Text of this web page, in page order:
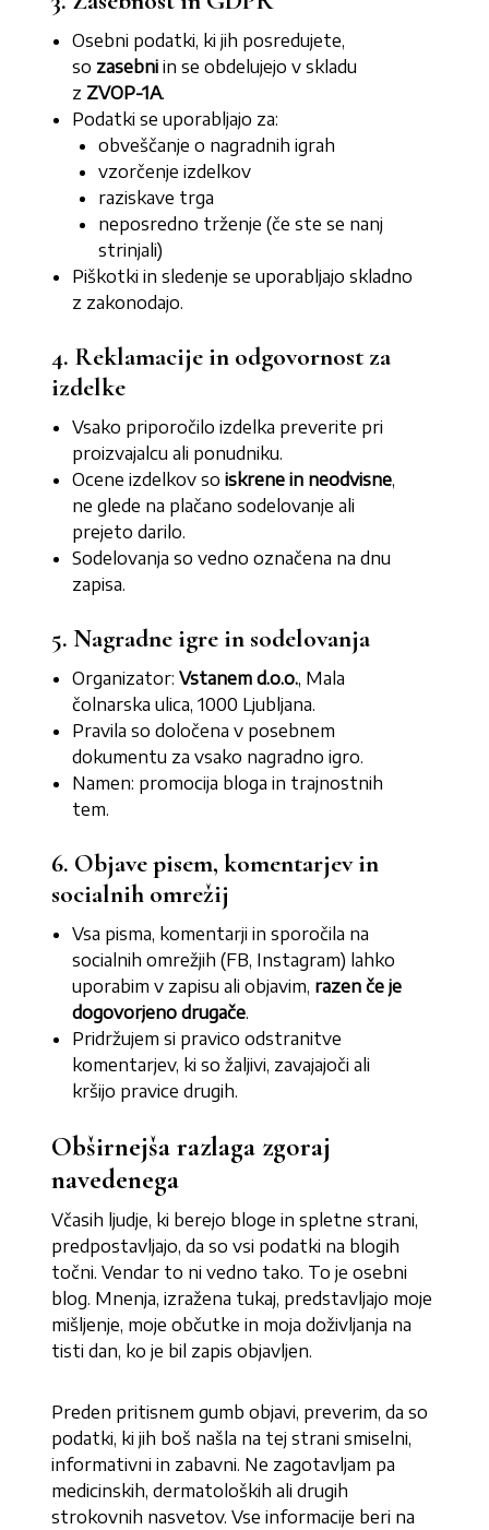
Osebni podatki, ki jih posredujete,
so zasebni in se obdelujejo v skladu
z ZVOP-1A.
Podatki se uporabljajo za:
obveščanje o nagradnih igrah
vzorčenje izdelkov
raziskave trga
neposredno trženje (če ste se nanj
strinjali)
Piškotki in sledenje se uporabljajo skladno
z zakonodajo.
4. Reklamacije in odgovornost za
izdelke
Vsako priporočilo izdelka preverite pri
proizvajalcu ali ponudniku.
Ocene izdelkov soiskrene in neodvisne,
ne glede na plačano sodelovanje ali
prejeto darilo.
Sodelovanja so vedno označena na dnu
zapisa.
5. Nagradne igre in sodelovanja
Organizator:Vstanem d.o.o., Mala
čolnarska ulica, 1000 Ljubljana.
Pravila so določena v posebnem
dokumentu za vsako nagradno igro.
Namen: promocija bloga in trajnostnih
tem.
6. Objave pisem, komentarjev in
socialnih omrežij
Vsa pisma, komentarji in sporočila na
socialnih omrežjih (FB, Instagram) lahko
uporabim v zapisu ali objavim, razen če je
dogovorjeno drugače.
Pridržujem si pravico odstranitve
komentarjev, ki so žaljivi, zavajajoči ali
kršijo pravice drugih.
Obširnejša razlaga zgoraj
navedenega
Včasih ljudje, ki berejo bloge in spletne strani,
predpostavljajo, da so vsi podatki na blogih
točni. Vendar to ni vedno tako. To je osebni
blog. Mnenja, izražena tukaj, predstavljajo moje
mišljenje, moje občutke in moja doživljanja na
tisti dan, ko je bil zapis objavljen.
Preden pritisnem gumb objavi, preverim, da so
podatki, ki jih boš našla na tej strani smiselni,
informativni in zabavni. Ne zagotavljam pa
medicinskih, dermatoloških ali drugih
strokovnih nasvetov. Vse informacije beri na